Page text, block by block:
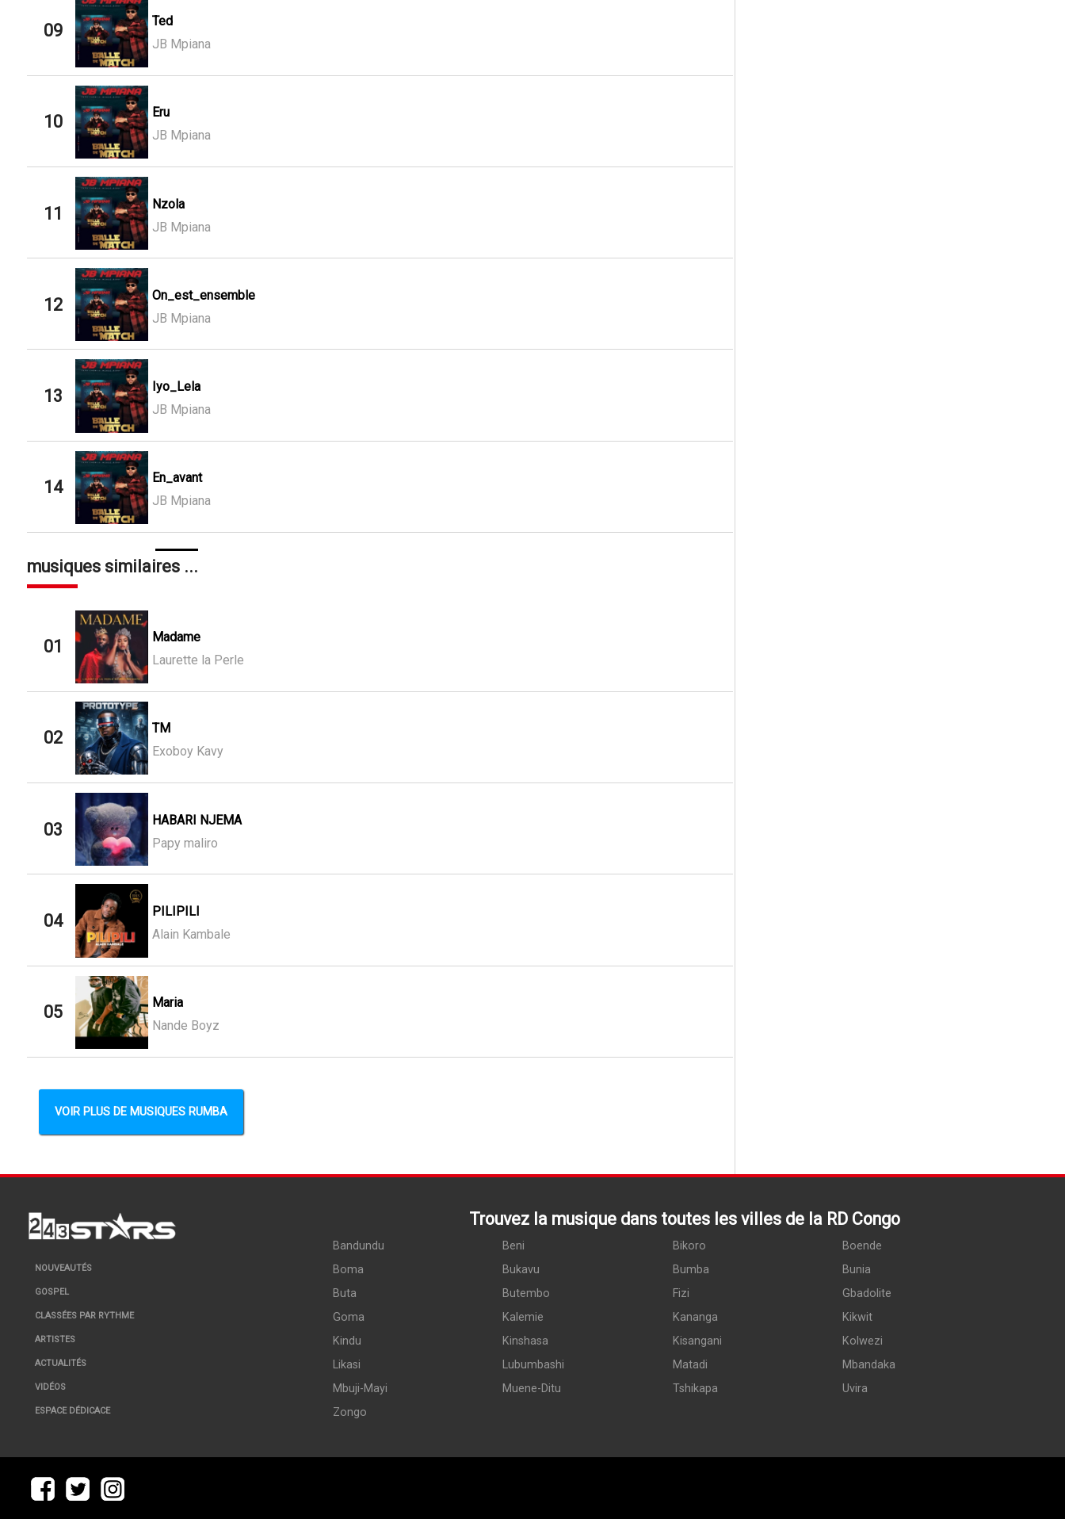
09
Ted
JB Mpiana
10
Eru
JB Mpiana
11
Nzola
JB Mpiana
12
On_est_ensemble
JB Mpiana
13
Iyo_Lela
JB Mpiana
14
En_avant
JB Mpiana
musiques similaires ...
01
Madame
Laurette la Perle
02
TM
Exoboy Kavy
03
HABARI NJEMA
Papy maliro
04
PILIPILI
Alain Kambale
05
Maria
Nande Boyz
VOIR PLUS DE MUSIQUES RUMBA
NOUVEAUTÉS
GOSPEL
CLASSÉES PAR RYTHME
ARTISTES
ACTUALITÉS
VIDÉOS
ESPACE DÉDICACE
Trouvez la musique dans toutes les villes de la RD Congo
Bandundu Beni Bikoro
Boende
Boma
Bukavu Bumba
Bunia
Buta
Butembo Fizi
Gbadolite
Goma
Kalemie Kananga
Kikwit
Kindu
Kinshasa Kisangani
Kolwezi
Likasi
Lubumbashi Matadi
Mbandaka
Mbuji-Mayi
Muene-Ditu Tshikapa
Uvira
Zongo